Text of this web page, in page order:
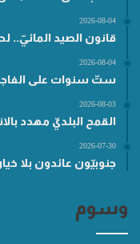
2026-08-04
قانون الصيد المائيّ..
2026-08-04
ستّ سنوات على
2026-08-03
القمح البلديّ مهدد
2026-07-30
جنوبيّون عائدون بلا
وسوم